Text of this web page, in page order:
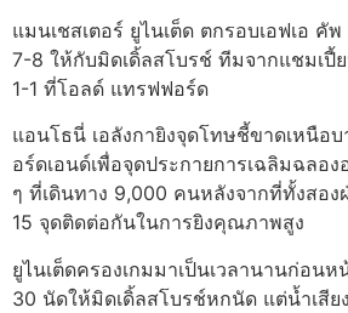
แมนเชสเตอร์ ยูไนเต็ด ตกรอบเอฟเอ คั
7-8 ให้กับมิดเดิ้ลสโบรช์ ทีมจากแชมเปี้
1-1 ที่โอลด์ แทรฟฟอร์ด
แอนโธนี่ เอลังกายิงจุดโทษชี้ขาดเหนือบ
อร์ดเอนด์เพื่อจุดประกายการเฉลิมฉลอ
ๆ ที่เดินทาง 9,000 คนหลังจากที่ทั้งสอง
15 จุดติดต่อกันในการยิงคุณภาพสูง
ยูไนเต็ดครองเกมมาเป็นเวลานานก่อน
30 นัดให้มิดเดิ้ลสโบรช์หกนัด แต่น้ำเสีย